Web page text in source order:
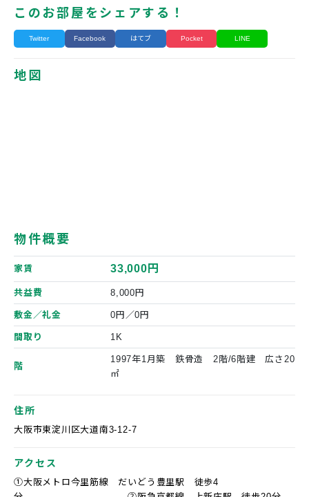
このお部屋をシェアする！
Twitter Facebook はてブ Pocket LINE
地図
物件概要
家賃 33,000円
共益費 8,000円
敷金／礼金 0円／0円
間取り 1K
階
1997年1月築 鉄骨造 2階/6階建 広さ20
㎡
住所
大阪市東淀川区大道南3-12-7
アクセス
①大阪メトロ今里筋線 だいどう豊里駅 徒歩4